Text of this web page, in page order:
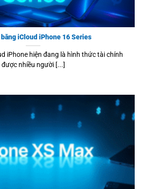
iCloud iPhone 16 Series
iPhone hiện đang là hình thức tài chính
được nhiều người [...]